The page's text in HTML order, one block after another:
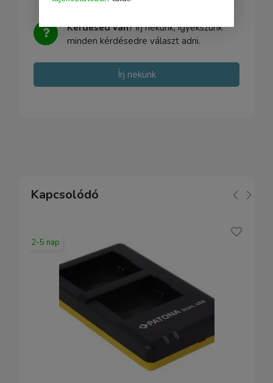
Kérdésed van?Írj nekünk, igyekszünk
minden kérdésedre választ adni.
Írj nekünk
Kapcsolódó
2-5 nap